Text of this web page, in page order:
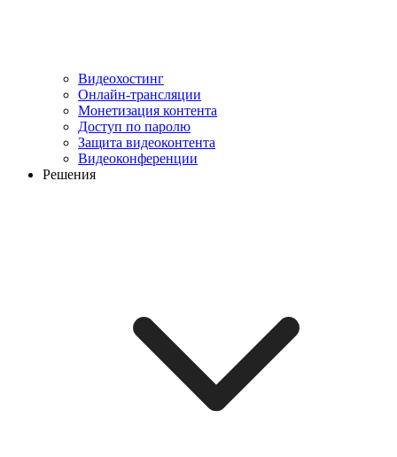
Видеохостинг
Онлайн-трансляции
Монетизация контента
Доступ по паролю
Защита видеоконтента
Видеоконференции
Решения